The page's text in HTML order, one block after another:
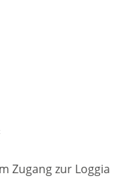
Zugang zur Loggia